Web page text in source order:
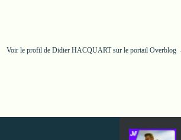
Voir le profil de Didier HACQUARTsur le portail Overblog